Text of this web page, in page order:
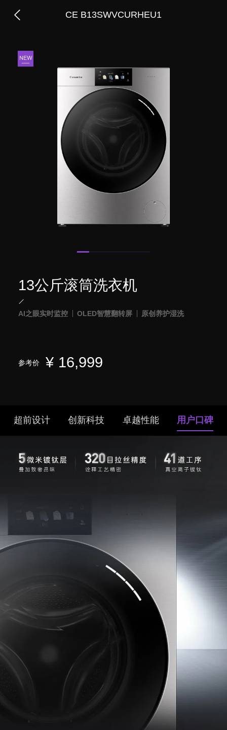
CE B13SWVCURHEU1
13公斤滚筒洗衣机
AI之眼实时监控 OLED智慧翻转屏 原创养护湿洗
参考价 ¥ 16,999
超前设计 创新科技 卓越性能 用户口碑